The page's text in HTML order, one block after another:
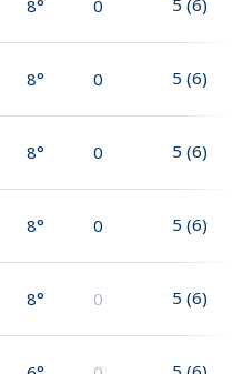
8° 0
8° 0 5 (6)
8° 0 5 (6)
8° 0 5 (6)
8° 0 5 (6)